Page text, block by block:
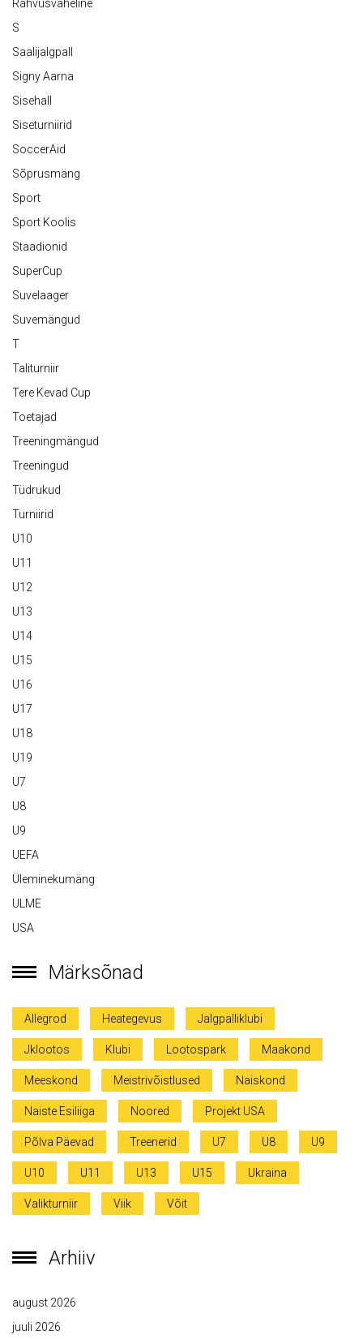
Rahvusvaheline
S
Saalijalgpall
Signy Aarna
Sisehall
Siseturniirid
SoccerAid
Sõprusmäng
Sport
Sport Koolis
Staadionid
SuperCup
Suvelaager
Suvemängud
T
Taliturniir
Tere Kevad Cup
Toetajad
Treeningmängud
Treeningud
Tüdrukud
Turniirid
U10
U11
U12
U13
U14
U15
U16
U17
U18
U19
U7
U8
U9
UEFA
Üleminekumäng
ULME
USA
Märksõnad
Allegrod Heategevus Jalgpalliklubi
Jklootos Klubi Lootospark Maakond
Meeskond Meistrivõistlused Naiskond
Naiste Esiliiga Noored Projekt USA
Põlva Päevad Treenerid U7 U8 U9
U10 U11 U13 U15 Ukraina
Valikturniir Viik Võit
Arhiiv
august 2026
juuli 2026